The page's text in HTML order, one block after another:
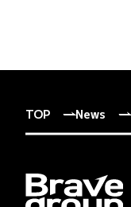
TOP News